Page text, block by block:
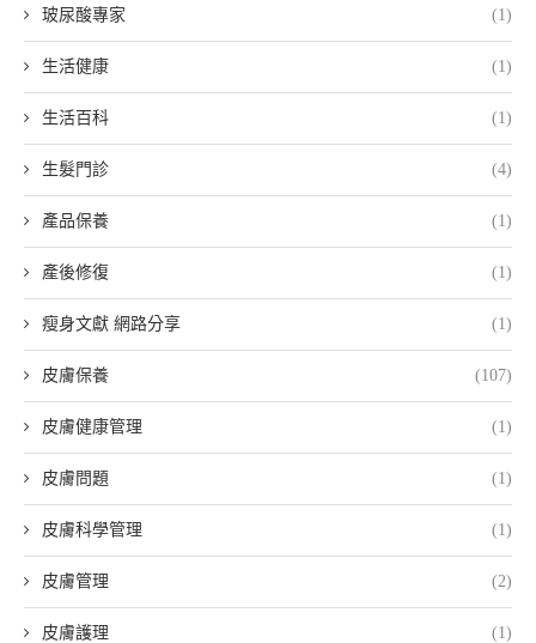
玻尿酸專家 (1)
生活健康 (1)
生活百科 (1)
生髮門診 (4)
產品保養 (1)
產後修復 (1)
瘦身文獻 網路分享 (1)
皮膚保養 (107)
皮膚健康管理 (1)
皮膚問題 (1)
皮膚科學管理 (1)
皮膚管理 (2)
皮膚護理 (1)